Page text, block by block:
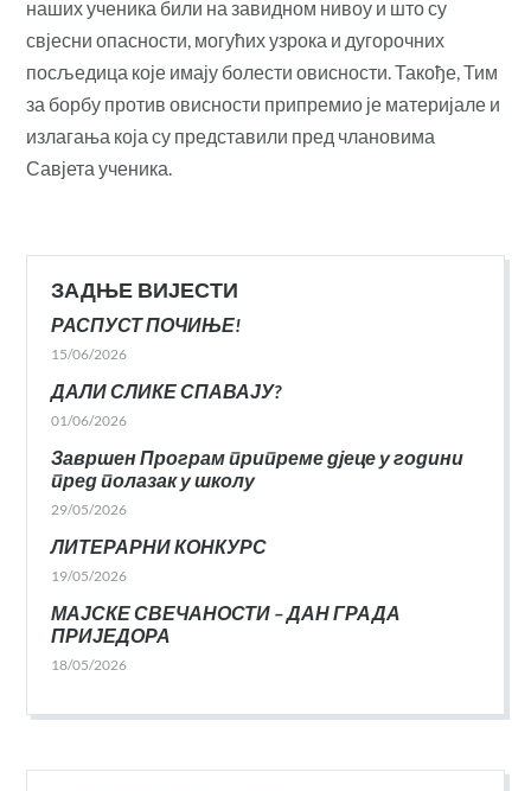
наших ученика били на завидном нивоу и што су
свјесни опасности, могућих узрока и дугорочних
посљедица које имају болести овисности. Такође, Тим
за борбу против овисности припремио је материјале и
излагања која су представили пред члановима
Савјета ученика.
ЗАДЊЕ ВИЈЕСТИ
РАСПУСТ ПОЧИЊЕ!
15/06/2026
ДАЛИ СЛИКЕ СПАВАЈУ?
01/06/2026
Завршен Програм припреме дјеце у години
пред полазак у школу
29/05/2026
ЛИТЕРАРНИ КОНКУРС
19/05/2026
МАЈСКЕ СВЕЧАНОСТИ – ДАН ГРАДА
ПРИЈЕДОРА
18/05/2026